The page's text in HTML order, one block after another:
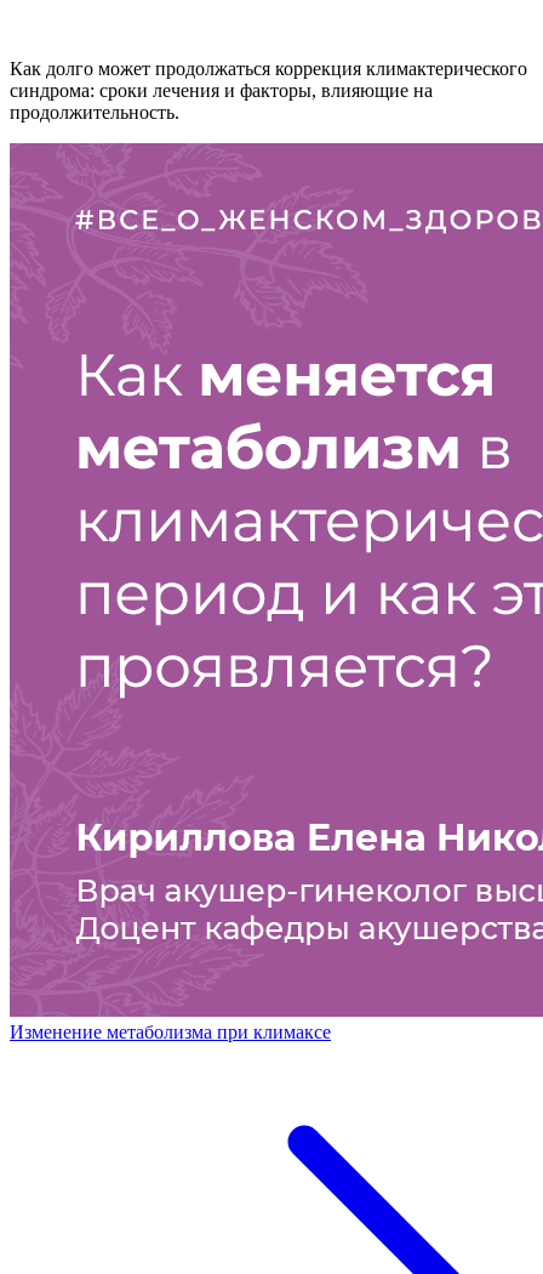
Как долго может продолжаться коррекция климактерического
синдрома: сроки лечения и факторы, влияющие на
продолжительность.
Изменение метаболизма при климаксе